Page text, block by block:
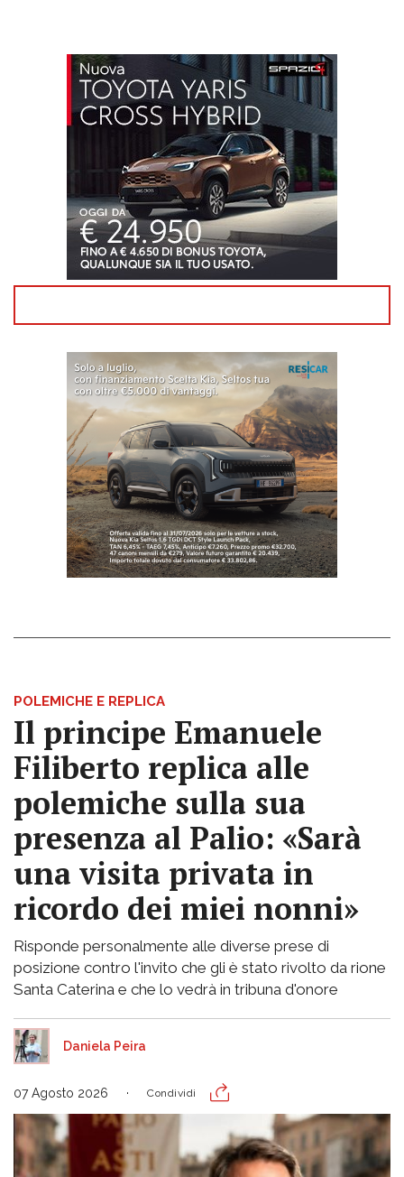
POLEMICHE E REPLICA
Il principe Emanuele
Filiberto replica alle
polemiche sulla sua
presenza al Palio: «Sarà
una visita privata in
ricordo dei miei nonni»
Risponde personalmente alle diverse prese di
posizione contro l'invito che gli è stato rivolto da rione
Santa Caterina e che lo vedrà in tribuna d'onore
Daniela Peira
07 Agosto 2026 Condividi